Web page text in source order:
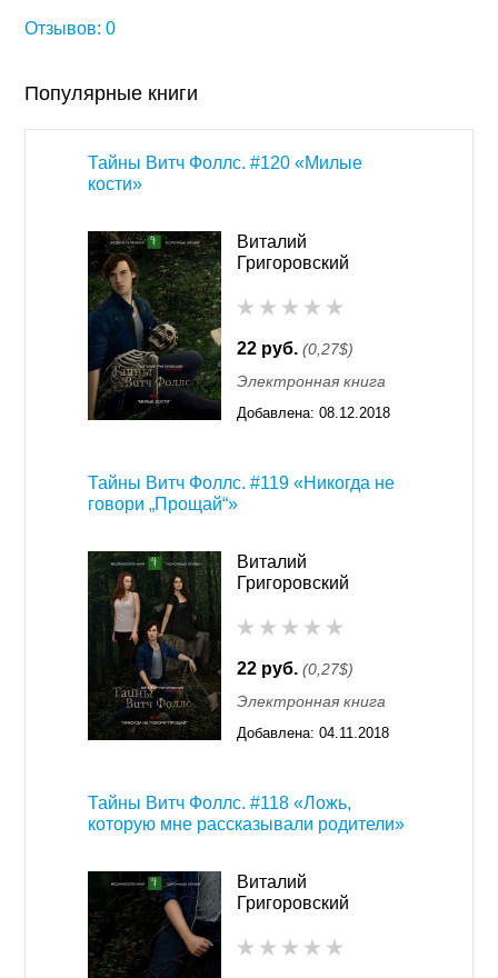
Отзывов: 0
Популярные книги
Тайны Витч Фоллс. #120 «Милые
кости»
Виталий
Григоровский
22 руб. (0,27$)
Электронная книга
Добавлена: 08.12.2018
Тайны Витч Фоллс. #119 «Никогда не
говори „Прощай“»
Виталий
Григоровский
22 руб. (0,27$)
Электронная книга
Добавлена: 04.11.2018
Тайны Витч Фоллс. #118 «Ложь,
которую мне рассказывали родители»
Виталий
Григоровский